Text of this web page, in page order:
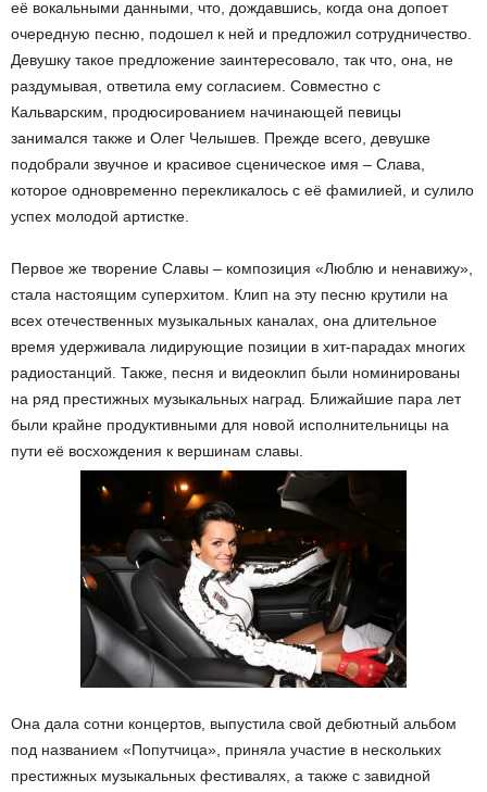
её вокальными данными, что, дождавшись, когда она допоет
очередную песню, подошел к ней и предложил сотрудничество.
Девушку такое предложение заинтересовало, так что, она, не
раздумывая, ответила ему согласием. Совместно с
Кальварским, продюсированием начинающей певицы
занимался также и Олег Челышев. Прежде всего, девушке
подобрали звучное и красивое сценическое имя – Слава,
которое одновременно перекликалось с её фамилией, и сулило
успех молодой артистке.
Первое же творение Славы – композиция «Люблю и ненавижу»,
стала настоящим суперхитом. Клип на эту песню крутили на
всех отечественных музыкальных каналах, она длительное
время удерживала лидирующие позиции в хит-парадах многих
радиостанций. Также, песня и видеоклип были номинированы
на ряд престижных музыкальных наград. Ближайшие пара лет
были крайне продуктивными для новой исполнительницы на
пути её восхождения к вершинам славы.
Она дала сотни концертов, выпустила свой дебютный альбом
под названием «Попутчица», приняла участие в нескольких
престижных музыкальных фестивалях, а также с завидной